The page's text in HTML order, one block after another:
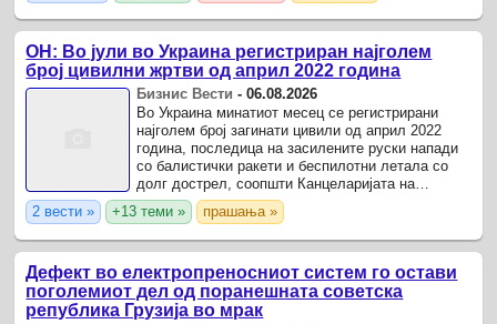
ОН: Во јули во Украина регистриран најголем
број цивилни жртви од април 2022 година
Бизнис Вести -06.08.2026
Во Украина минатиот месец се регистрирани
најголем број загинати цивили од април 2022
година, последица на засилените руски напади
со балистички ракети и беспилотни летала со
долг дострел, соопшти Канцеларијата на
Високиот комесар на Обединетите нации за
човекови права.
2 вести » +13 теми » прашања »
Дефект во електропреносниот систем го остави
поголемиот дел од поранешната советска
република Грузија во мрак